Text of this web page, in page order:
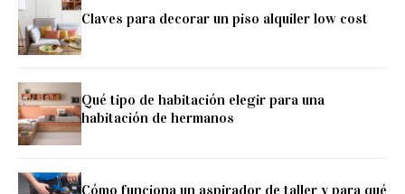
Claves para decorar un piso alquiler low cost
Qué tipo de habitación elegir para una
habitación de hermanos
Cómo funciona un aspirador de taller y para qué